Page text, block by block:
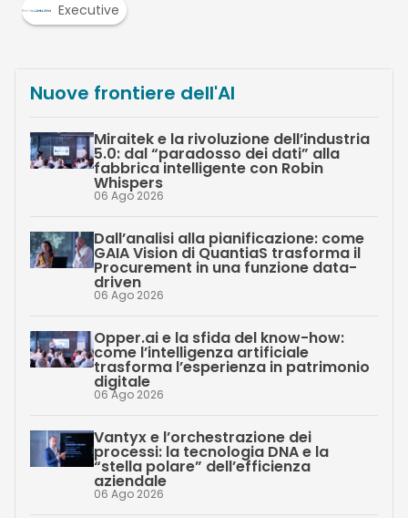
Executive
Nuove frontiere dell'AI
Miraitek e la rivoluzione dell’industria
5.0: dal “paradosso dei dati” alla
fabbrica intelligente con Robin
Whispers
06 Ago 2026
Dall’analisi alla pianificazione: come
GAIA Vision di QuantiaS trasforma il
Procurement in una funzione data-
driven
06 Ago 2026
Opper.ai e la sfida del know-how:
come l’intelligenza artificiale
trasforma l’esperienza in patrimonio
digitale
06 Ago 2026
Vantyx e l’orchestrazione dei
processi: la tecnologia DNA e la
“stella polare” dell’efficienza
aziendale
06 Ago 2026